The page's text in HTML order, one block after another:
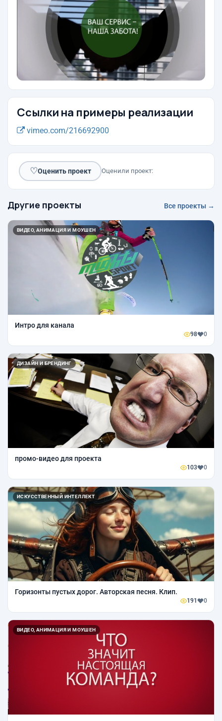
Ссылки на примеры реализации
vimeo.com/216692900
♡Оценить проект Оценили проект:
Другие проекты Все проекты →
ВИДЕО, АНИМАЦИЯ И МОУШЕН
Интро для канала
98 0
ДИЗАЙН И БРЕНДИНГ
промо-видео для проекта
103 0
ИСКУССТВЕННЫЙ ИНТЕЛЛЕКТ
Горизонты пустых дорог. Авторская песня. Клип.
191 0
ВИДЕО, АНИМАЦИЯ И МОУШЕН